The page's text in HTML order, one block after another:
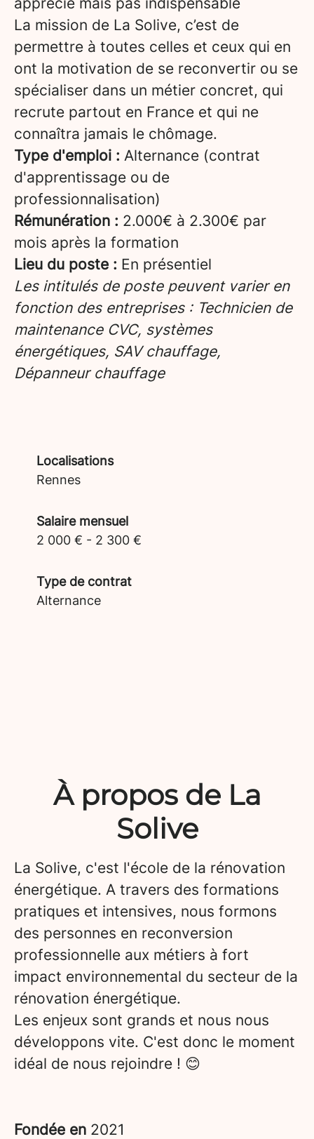
La mission de La Solive, c’est de
permettre à toutes celles et ceux qui en
ont la motivation de se reconvertir ou se
spécialiser dans un métier concret, qui
recrute partout en France et qui ne
connaîtra jamais le chômage.
Type d'emploi : Alternance (contrat
d'apprentissage ou de
professionnalisation)
Rémunération : 2.000€ à 2.300€ par
mois après la formation
Lieu du poste : En présentiel
Les intitulés de poste peuvent varier en
fonction des entreprises : Technicien de
maintenance CVC, systèmes
énergétiques, SAV chauffage,
Dépanneur chauffage
Localisations
Rennes
Salaire mensuel
2 000 € - 2 300 €
Type de contrat
Alternance
À propos de La
Solive
La Solive, c'est l'école de la rénovation
énergétique. A travers des formations
pratiques et intensives, nous formons
des personnes en reconversion
professionnelle aux métiers à fort
impact environnemental du secteur de la
rénovation énergétique.
Les enjeux sont grands et nous nous
développons vite. C'est donc le moment
idéal de nous rejoindre ! 😊
Fondée en 2021